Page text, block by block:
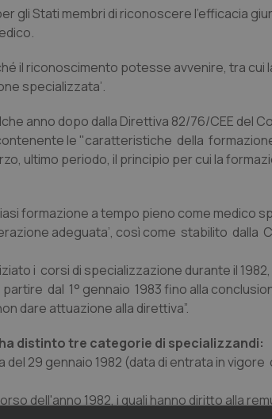
gli Stati membri di riconoscere l'efficacia
il riconoscimento potesse avvenire, tra cui
specializzata’.
anno dopo dalla Direttiva 82/76/CEE del
le "caratteristiche della
ultimo periodo, il principio per cui la
formazione a tempo pieno come medico
adeguata’, così come stabilito dalla
i corsi di specializzazione durante il
dal 1° gennaio 1983 fino alla
dare attuazione alla direttiva”.
distinto tre categorie di specializzandi:
29 gennaio 1982 (data di entrata in
dell'anno 1982, i quali hanno diritto alla